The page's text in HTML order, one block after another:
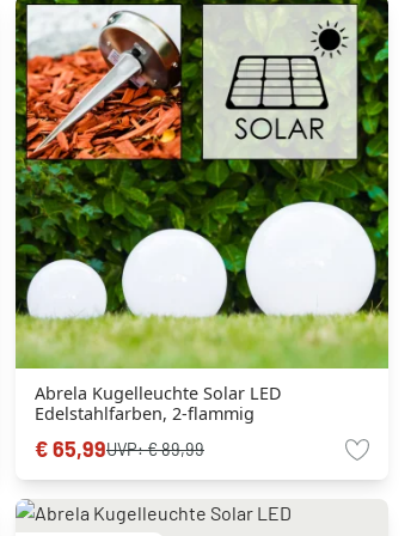
Abrela Kugelleuchte Solar LED
Edelstahlfarben, 2-flammig
€ 65,99UVP:€ 89,99